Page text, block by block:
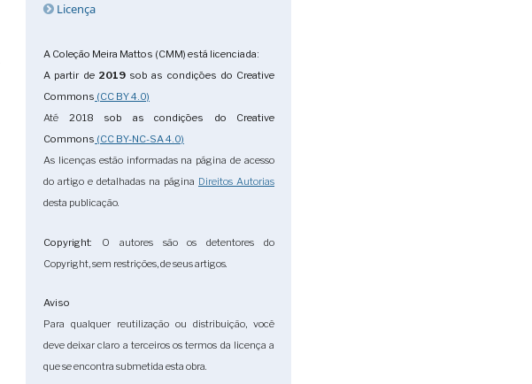
Licença
A Coleção Meira Mattos (CMM) está licenciada:
A partir de 2019sob as condições do Creative
Commons (CC BY 4.0)
Até 2018
sob as condições do Creative
Commons (CC BY-NC-SA 4.0)
As licenças estão informadas na página de acesso
do artigo e detalhadas na página Direitos Autorias
desta publicação.
Copyright: O autores são os detentores do
Copyright, sem restrições, de seus artigos.
Aviso
Para qualquer reutilização ou distribuição, você
deve deixar claro a terceiros os termos da licença a
que se encontra submetida esta obra.